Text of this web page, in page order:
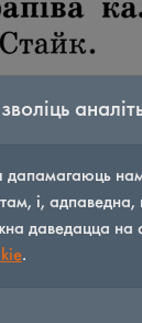
дапамагаюць
і,
даведацца на
.